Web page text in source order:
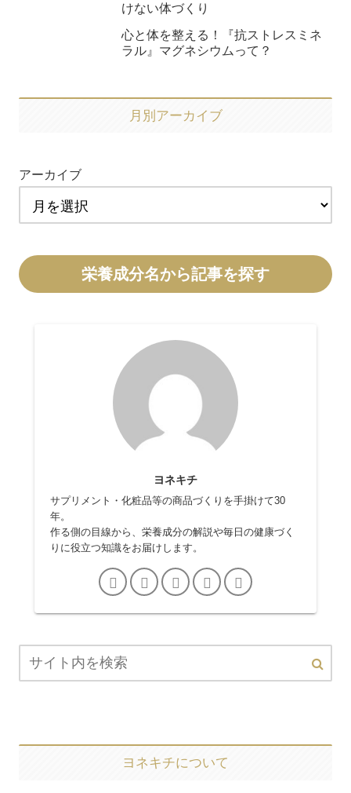
けない体づくり
心と体を整える！『抗ストレスミネ
ラル』マグネシウムって？
月別アーカイブ
アーカイブ
栄養成分名から記事を探す
ヨネキチ
サプリメント・化粧品等の商品づくりを手掛けて30
年。
作る側の目線から、栄養成分の解説や毎日の健康づく
りに役立つ知識をお届けします。
ヨネキチについて